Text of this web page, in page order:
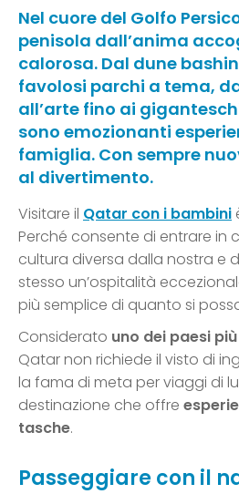
Nel cuore del Golfo
penisola dall’anima
calorosa. Dal dune
favolosi parchi a tema,
all’arte fino ai
sono emozionanti
famiglia. Con sempre
al divertimento.
Visitare il Qatar con i bambini
Perché consente di entrare
cultura diversa dalla nostra e
stesso un’ospitalità
più semplice di quanto si
Considerato uno dei paesi
Qatar non richiede il visto di
la fama di meta per viaggi di
destinazione che offre
tasche.
Passeggiare con il